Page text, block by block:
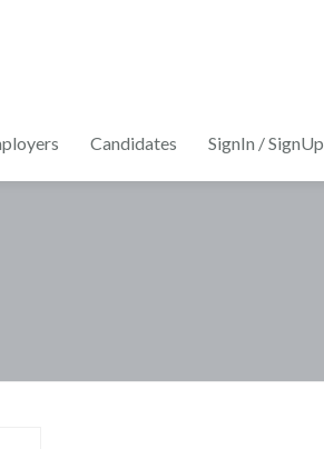
Candidates SignIn / SignUp